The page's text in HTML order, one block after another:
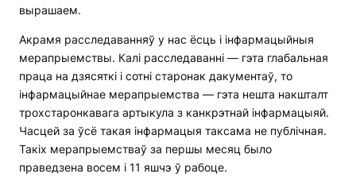
вырашаем.
Акрамя расследаванняў у нас ёсць і інфармацыйныя
мерапрыемствы. Калі расследаванні — гэта глабальная
праца на дзясяткі і сотні старонак дакументаў, то
інфармацыйнае мерапрыемства — гэта нешта накшталт
трохстаронкавага артыкула з канкрэтнай інфармацыяй.
Часцей за ўсё такая інфармацыя таксама не публічная.
Такіх мерапрыемстваў за першы месяц было
праведзена восем і 11 яшчэ ў рабоце.